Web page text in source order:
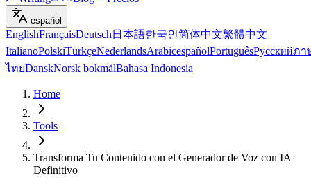
español
EnglishFrançaisDeutsch 日本語한국인简体中文繁體中文
ItalianoPolskiTürkçeNederlandsArabicespañolPortuguêsРусскийภา
ไทยDanskNorsk bokmålBahasa Indonesia
Home
Tools
Transforma Tu Contenido con el Generador de Voz con IA
Definitivo